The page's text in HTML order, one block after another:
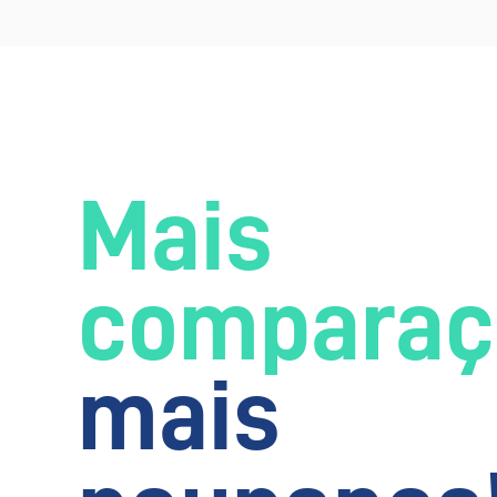
Mais
mais